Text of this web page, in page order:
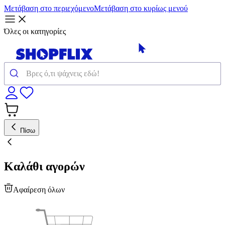
Μετάβαση στο περιεχόμενοΜετάβαση στο κυρίως μενού
Όλες οι κατηγορίες
Πίσω
Καλάθι αγορών
Αφαίρεση όλων